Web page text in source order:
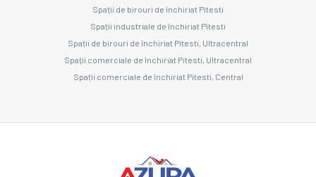
Spații de birouri de închiriat Pitesti
Spații industriale de închiriat Pitesti
Spații de birouri de închiriat Pitesti, Ultracentral
Spații comerciale de închiriat Pitesti, Ultracentral
Spații comerciale de închiriat Pitesti, Central